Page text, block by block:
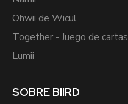
Ohwii de Wicul
Together - Juego de cartas
Lumii
SOBRE BIIRD